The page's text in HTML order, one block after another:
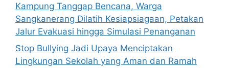
Kampung Tanggap Bencana, Warga
Sangkanerang Dilatih Kesiapsiagaan, Petakan
Jalur Evakuasi hingga Simulasi Penanganan
Stop Bullying Jadi Upaya Menciptakan
Lingkungan Sekolah yang Aman dan Ramah